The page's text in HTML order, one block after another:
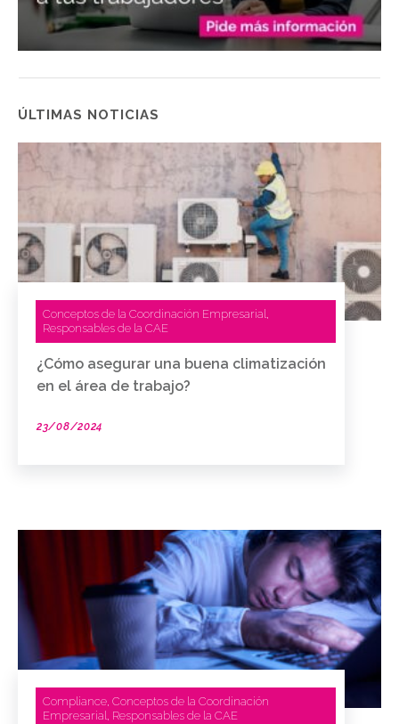
ÚLTIMAS NOTICIAS
Conceptos de la Coordinación Empresarial
Responsables de la CAE
¿Cómo asegurar una buena climatización
en el área de trabajo?
23/08/2024
Compliance Conceptos de la Coordinación
Empresarial
Responsables de la CAE